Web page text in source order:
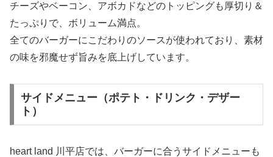
チーズやベーコン、アボカドなどのトッピングも厚切り＆
たっぷりで、ボリューム満点。
全てのバーガーにこだわりのソースが使われており、素材
の味を邪魔せず旨みを底上げしています。
サイドメニュー（ポテト・ドリンク・デザー
ト）
heart land 川平店では、バーガーに合うサイドメニューも